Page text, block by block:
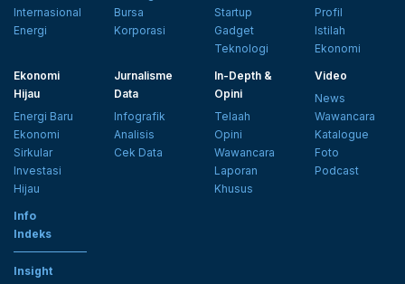
Internasional
Energi
Bursa
Korporasi
Startup
Gadget
Teknologi
Profil
Istilah
Ekonomi
Ekonomi
Hijau
Energi Baru
Ekonomi
Sirkular
Investasi
Hijau
Jurnalisme
Data
Infografik
Analisis
Cek Data
In-Depth &
Opini
Telaah
Opini
Wawancara
Laporan
Khusus
Video
News
Wawancara
Katalogue
Foto
Podcast
Info
Indeks
Insight